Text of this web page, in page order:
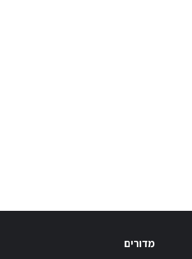
מדורים